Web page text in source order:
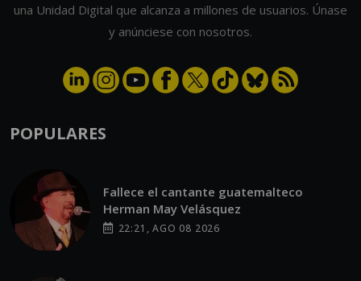
una Unidad Digital que alcanza a millones de usuarios. Únase
y anúnciese con nosotros.
POPULARES
Fallece el cantante guatemalteco
Herman May Velásquez
22:21, AGO 08 2026